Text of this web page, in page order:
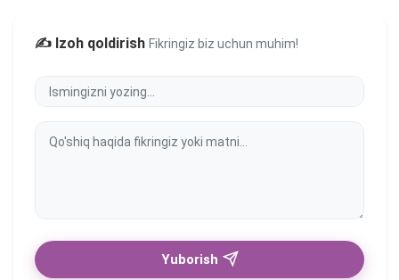
✍️ Izoh qoldirish Fikringiz biz uchun muhim!
Yuborish